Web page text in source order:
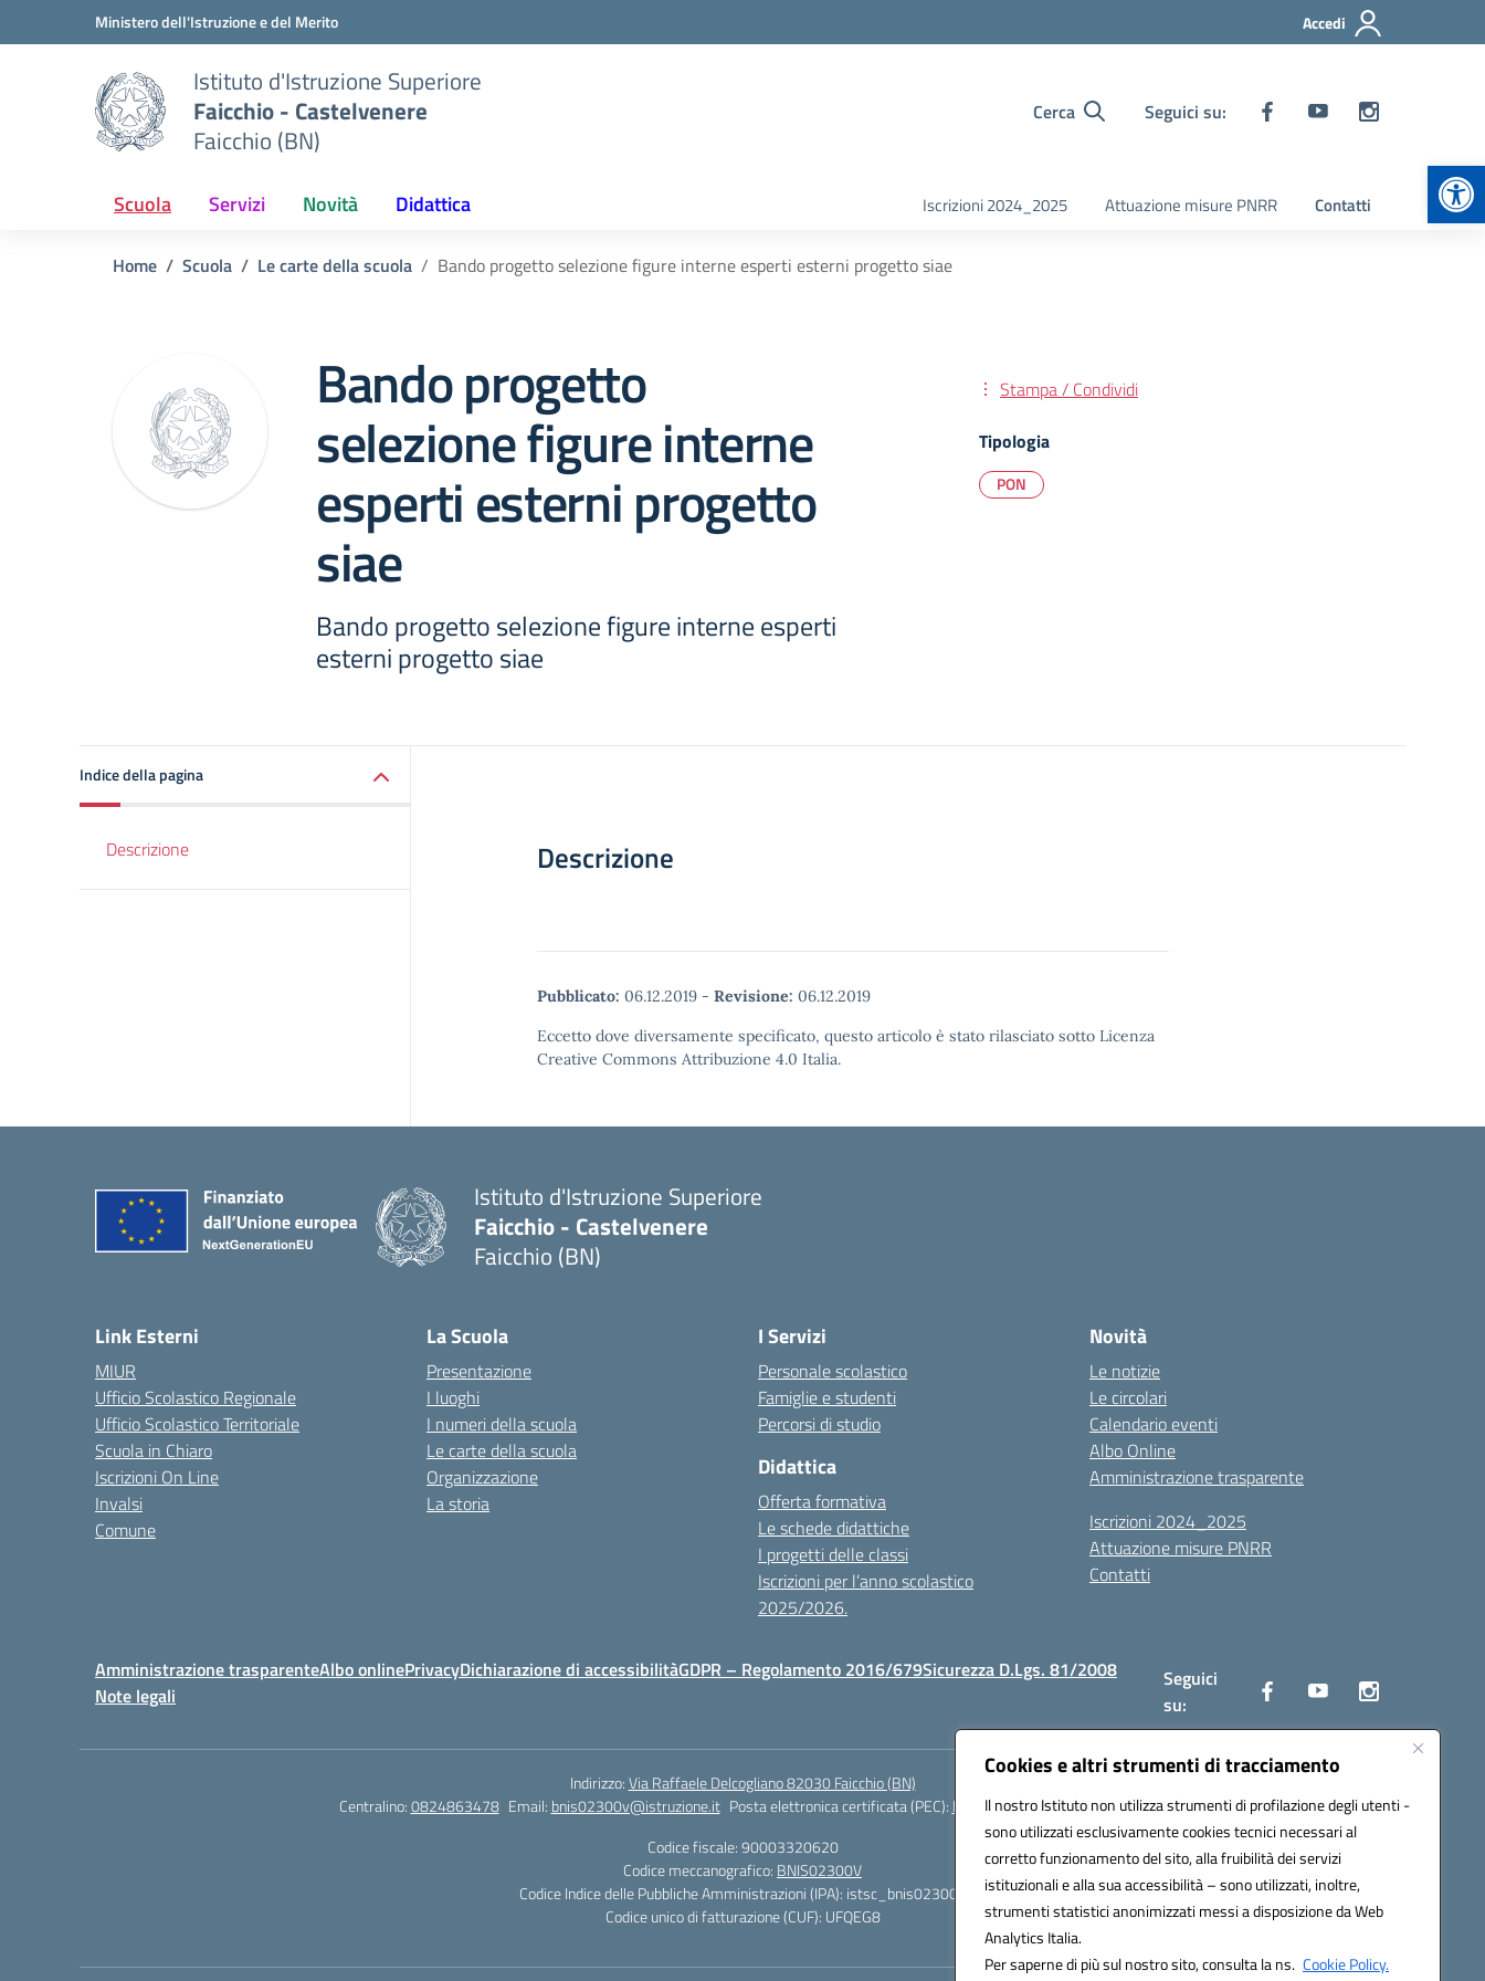
Cookies e altri strumenti di tracciamento
Il nostro Istituto non utilizza strumenti di profilazione degli utenti -
sono utilizzati esclusivamente cookies tecnici necessari al
corretto funzionamento del sito, alla fruibilità dei servizi
istituzionali e alla sua accessibilità – sono utilizzati, inoltre,
strumenti statistici anonimizzati messi a disposizione da Web
Analytics Italia.
Per saperne di più sul nostro sito, consulta la ns. Cookie Policy.
Vai ai contenuti
Vai al menu di navigazioneMinistero dell'Istruzione e del Merito Accedi
Istituto d'Istruzione Superiore
Faicchio - Castelvenere
Faicchio (BN)
Cerca Seguici su:
Scuola Servizi Novità Didattica Iscrizioni 2024_2025 Attuazione misure PNRR Contatti
Home Scuola Le carte della scuola Bando progetto selezione figure interne esperti esterni progetto siae
Bando progetto
selezione figure interne
esperti esterni progetto
siae
Bando progetto selezione figure interne esperti
esterni progetto siae
Stampa / Condividi
Tipologia
PON
Indice della pagina
Descrizione Descrizione
Pubblicato: 06.12.2019 - Revisione: 06.12.2019
Eccetto dove diversamente specificato, questo articolo è stato rilasciato sotto Licenza
Creative Commons Attribuzione 4.0 Italia.
Istituto d'Istruzione Superiore
Faicchio - Castelvenere
Faicchio (BN)
Link Esterni
MIUR
Ufficio Scolastico Regionale
Ufficio Scolastico Territoriale
Scuola in Chiaro
Iscrizioni On Line
Invalsi
Comune
La Scuola
Presentazione
I luoghi
I numeri della scuola
Le carte della scuola
Organizzazione
La storia
I Servizi
Personale scolastico
Famiglie e studenti
Percorsi di studio
Didattica
Offerta formativa
Le schede didattiche
I progetti delle classi
Iscrizioni per l’anno scolastico
2025/2026.
Novità
Le notizie
Le circolari
Calendario eventi
Albo Online
Amministrazione trasparente
Iscrizioni 2024_2025
Attuazione misure PNRR
Contatti
Amministrazione trasparenteAlbo onlinePrivacyDichiarazione di accessibilitàGDPR – Regolamento 2016/679Sicurezza D.Lgs. 81/2008
Note legali
Seguici
su:
Indirizzo:Via Raffaele Delcogliano 82030 Faicchio (BN)
Centralino:0824863478 Email: bnis02300v@istruzione.it Posta elettronica certificata (PEC): bnis02300v@pec.istruzione.it
Codice fiscale: 90003320620
Codice meccanografico: BNIS02300V
Codice Indice delle Pubbliche Amministrazioni (IPA): istsc_bnis02300v
Codice unico di fatturazione (CUF): UFQEG8